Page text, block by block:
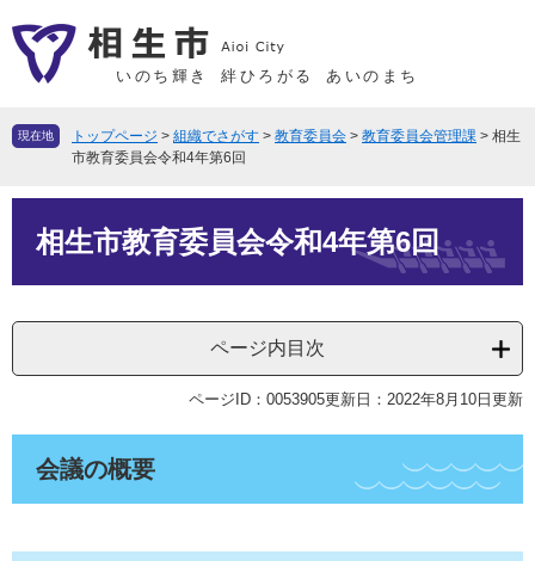
ー
先
ニ
を
へ
いのち輝き 絆ひろがる あいのまち
現在地 トップページ > 組織でさがす > 教育委員会 > 教育委員会管理課 > 相生
市教育委員会令和4年第6回
相生市教育委員会令和4年第6回
ページ内目次
ページID：0053905更新日：2022年8月10日更新
会議の概要